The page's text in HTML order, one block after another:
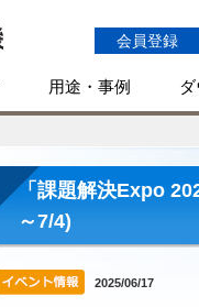
会員登録
用途・事例
「課題解決Expo
～7/4)
2025/06/17